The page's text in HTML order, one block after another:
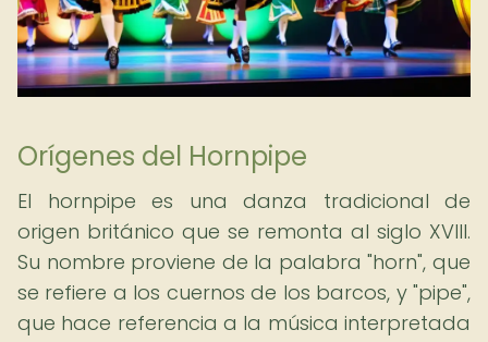
Orígenes del Hornpipe
El hornpipe es una danza tradicional de
origen británico que se remonta al siglo XVIII.
Su nombre proviene de la palabra "horn", que
se refiere a los cuernos de los barcos, y "pipe",
que hace referencia a la música interpretada